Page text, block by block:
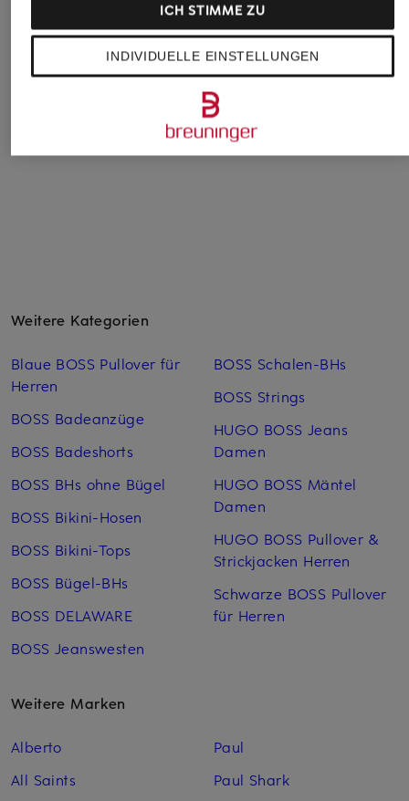
Penny-Loafer
paul green
Loafer
CHF 222
THEA MIKA
Penny-Loafer OLA
Weitere Kategorien
Blaue BOSS Pullover für
Herren
BOSS Badeanzüge
BOSS Badeshorts
BOSS BHs ohne Bügel
BOSS Bikini-Hosen
BOSS Bikini-Tops
BOSS Bügel-BHs
BOSS DELAWARE
BOSS Jeanswesten
BOSS Schalen-BHs
BOSS Strings
HUGO BOSS Jeans
Damen
HUGO BOSS Mäntel
Damen
HUGO BOSS Pullover &
Strickjacken Herren
Schwarze BOSS Pullover
für Herren
Weitere Marken
Alberto
All Saints
Paul
Paul Shark
INDIVIDUELLE EINSTELLUNGEN
ICH STIMME ZU